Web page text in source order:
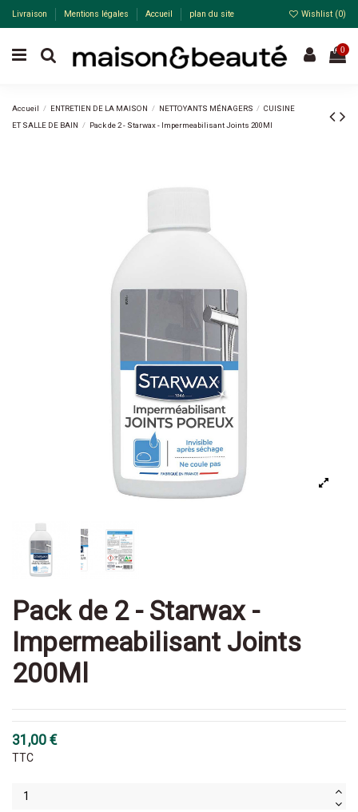
Livraison Mentions légales Accueil plan du site Wishlist (0)
0
Accueil ENTRETIEN DE LA MAISON NETTOYANTS MÉNAGERS
CUISINE
ET SALLE DE BAIN
Pack de 2 - Starwax - Impermeabilisant Joints 200Ml
Pack de 2 - Starwax -
Impermeabilisant Joints
200Ml
31,00 €
TTC